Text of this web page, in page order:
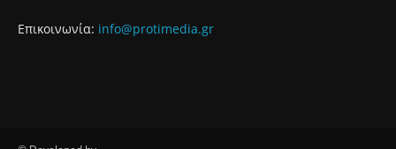
Επικοινωνία: info@protimedia.gr